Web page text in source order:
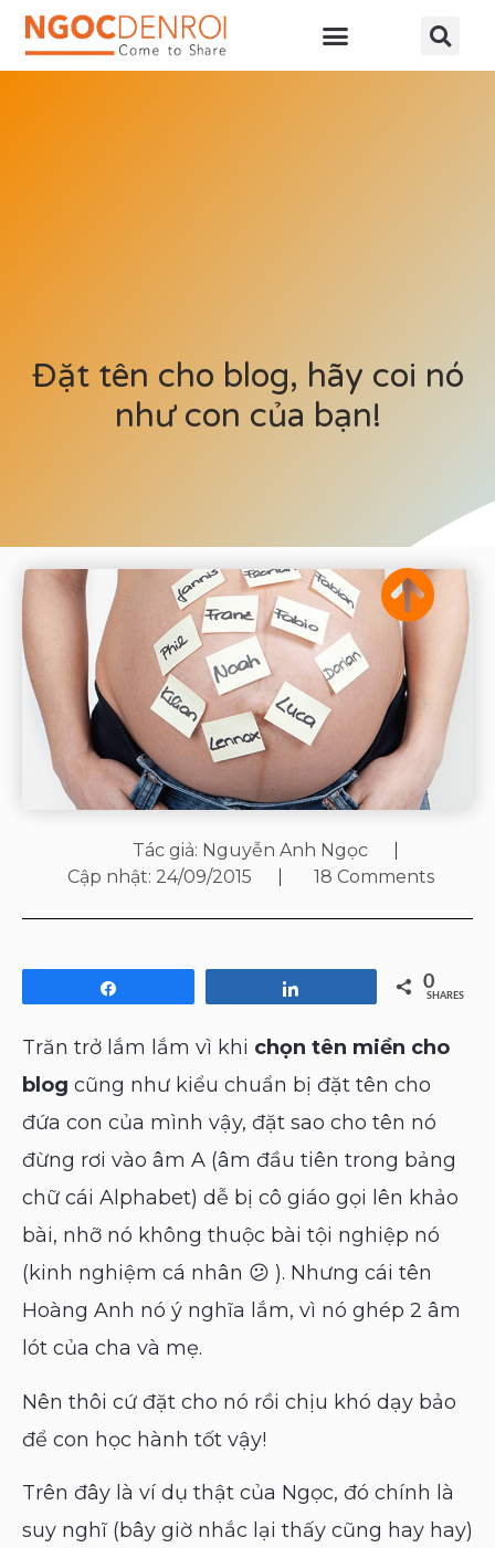
Đặt tên cho blog, hãy coi nó
như con của bạn!
Tác giả: Nguyễn Anh Ngọc
Cập nhật: 24/09/2015 18 Comments
0
SHARES
Trăn trở lắm lắm vì khi chọn tên miền cho
blog cũng như kiểu chuẩn bị đặt tên cho
đứa con của mình vậy, đặt sao cho tên nó
đừng rơi vào âm A (âm đầu tiên trong bảng
chữ cái Alphabet) dễ bị cô giáo gọi lên khảo
bài, nhỡ nó không thuộc bài tội nghiệp nó
(kinh nghiệm cá nhân 😕 ). Nhưng cái tên
Hoàng Anh nó ý nghĩa lắm, vì nó ghép 2 âm
lót của cha và mẹ.
Nên thôi cứ đặt cho nó rồi chịu khó dạy bảo
để con học hành tốt vậy!
Trên đây là ví dụ thật của Ngọc, đó chính là
suy nghĩ (bây giờ nhắc lại thấy cũng hay hay)